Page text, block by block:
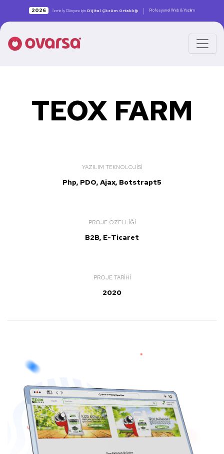
2026 İzmir İş Dünyası için Dijital Çözüm Ortaklığı | Profesyonel Web & Yazılım
TEOX FARM
YAZILIM TEKNOLOJISI
Php, PDO, Ajax, Botstrapt5
PROJE ÖZELLIĞI
B2B, E-Ticaret
PROJE TARIHI
2020